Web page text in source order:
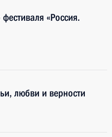
«Россия.
любви и верности